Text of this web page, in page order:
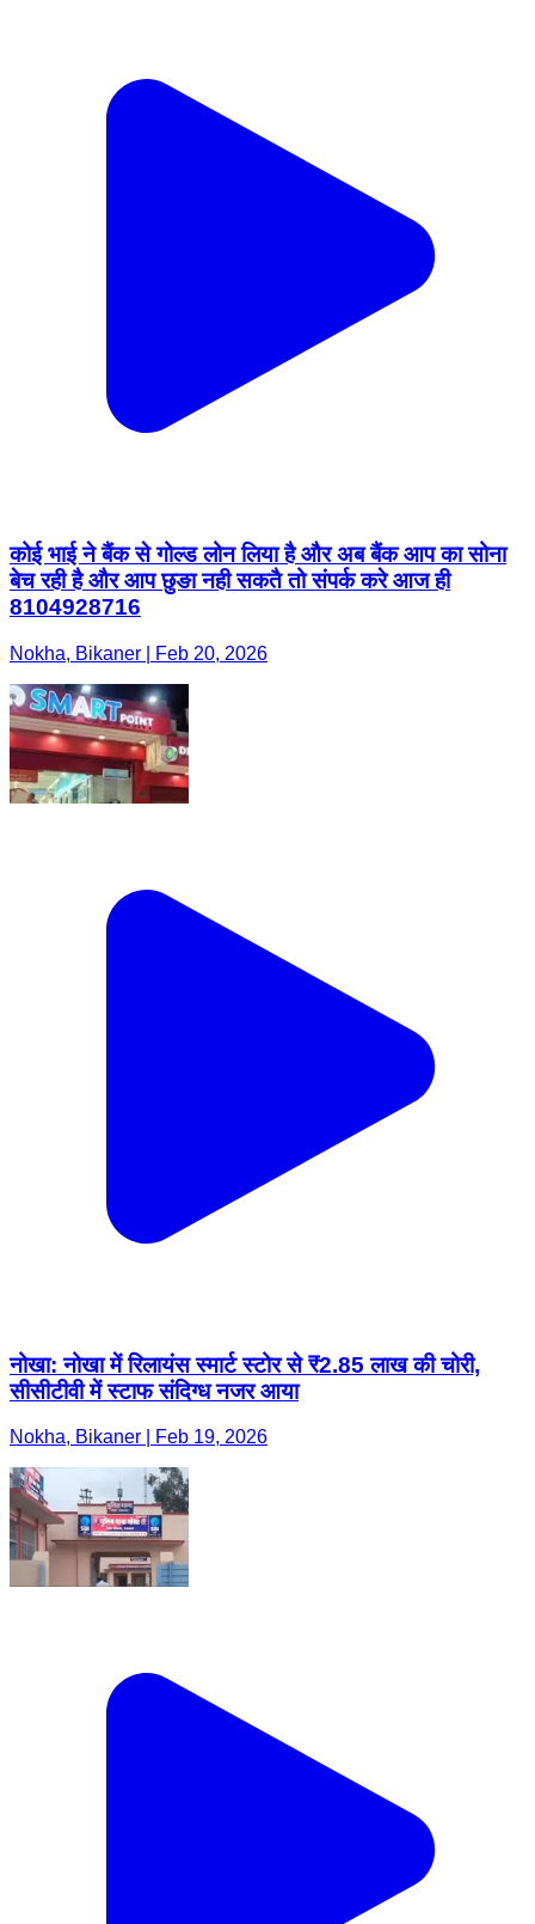
कोई भाई ने बैंक से गोल्ड लोन लिया है और अब बैंक आप का सोना
बेच रही है और आप छुङा नही सकतै तो संपर्क करे आज ही
8104928716
Nokha, Bikaner | Feb 20, 2026
नोखा: नोखा में रिलायंस स्मार्ट स्टोर से ₹2.85 लाख की चोरी,
सीसीटीवी में स्टाफ संदिग्ध नजर आया
Nokha, Bikaner | Feb 19, 2026